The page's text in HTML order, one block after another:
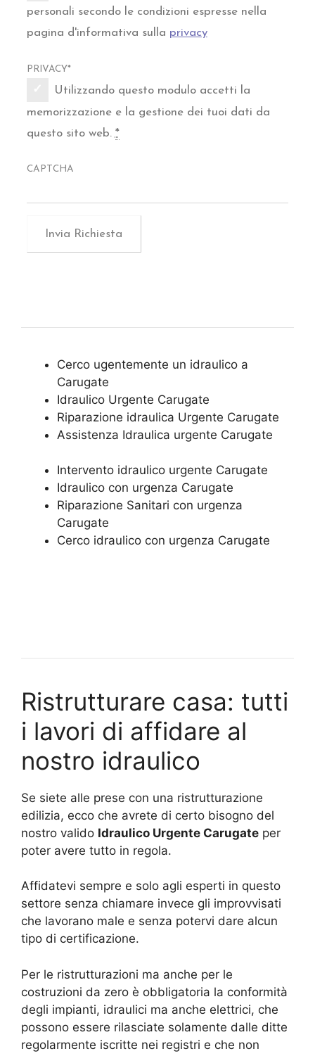
personali secondo le condizioni espresse nella
pagina d'informativa sulla privacy
PRIVACY*
Utilizzando questo modulo accetti la
memorizzazione e la gestione dei tuoi dati da
questo sito web. *
CAPTCHA
Cerco ugentemente un idraulico a
Carugate
Idraulico Urgente Carugate
Riparazione idraulica Urgente Carugate
Assistenza Idraulica urgente Carugate
Intervento idraulico urgente Carugate
Idraulico con urgenza Carugate
Riparazione Sanitari con urgenza
Carugate
Cerco idraulico con urgenza Carugate
Ristrutturare casa: tutti
i lavori di affidare al
nostro idraulico
Se siete alle prese con una ristrutturazione
edilizia, ecco che avrete di certo bisogno del
nostro valido Idraulico Urgente Carugate per
poter avere tutto in regola.
Affidatevi sempre e solo agli esperti in questo
settore senza chiamare invece gli improvvisati
che lavorano male e senza potervi dare alcun
tipo di certificazione.
Per le ristrutturazioni ma anche per le
costruzioni da zero è obbligatoria la conformità
degli impianti, idraulici ma anche elettrici, che
possono essere rilasciate solamente dalle ditte
regolarmente iscritte nei registri e che non